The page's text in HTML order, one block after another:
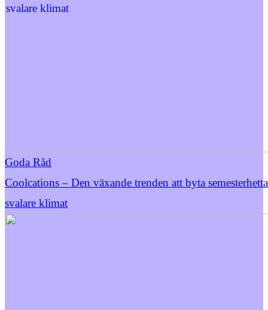
Goda Råd
Coolcations – Den växande trenden att byta
svalare klimat